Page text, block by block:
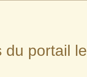
du portail